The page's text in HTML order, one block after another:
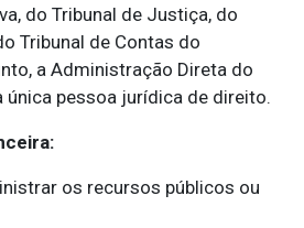
do Tribunal de Justiça, do
Tribunal de Contas do
a Administração Direta do
pessoa jurídica de direito.
os recursos públicos ou